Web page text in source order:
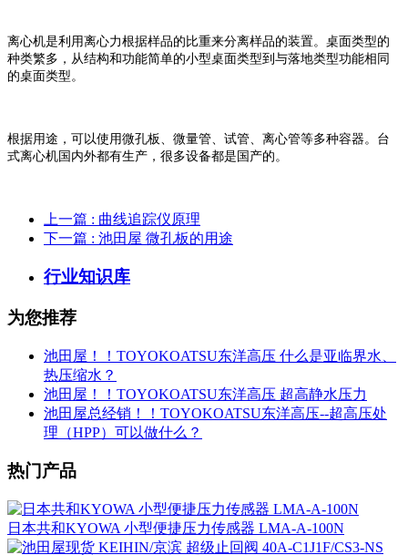
离心机是利用离心力根据样品的比重来分离样品的装置。桌面类型的
种类繁多，从结构和功能简单的小型桌面类型到与落地类型功能相同
的桌面类型。
根据用途，可以使用微孔板、微量管、试管、离心管等多种容器。台
式离心机国内外都有生产，很多设备都是国产的。
上一篇 : 曲线追踪仪原理
下一篇 : 池田屋 微孔板的用途
行业知识库
为您推荐
池田屋！！TOYOKOATSU东洋高压 什么是亚临界水、
热压缩水？
池田屋！！TOYOKOATSU东洋高压 超高静水压力
池田屋总经销！！TOYOKOATSU东洋高压--超高压处
理（HPP）可以做什么？
热门产品
日本共和KYOWA 小型便捷压力传感器 LMA-A-100N